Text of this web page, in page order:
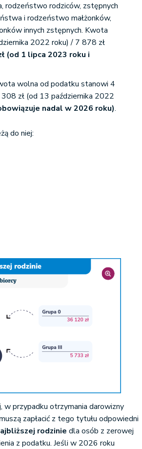
rodzeństwo rodziców, zstępnych
i rodzeństwo małżonków,
innych zstępnych. Kwota
2022 roku) / 7 878 zł
(od 1 lipca 2023 roku i
wolna od podatku stanowi 4
zł (od 13 października 2022
nadal w 2026 roku).
do niej:
przypadku otrzymania darowizny
zapłacić z tego tytułu odpowiedni
rodzinie dla osób z zerowej
z podatku. Jeśli w 2026 roku